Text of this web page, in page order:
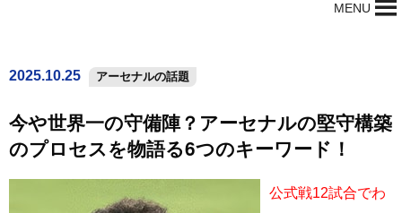
MENU
2025.10.25 アーセナルの話題
今や世界一の守備陣？アーセナルの堅守構築
のプロセスを物語る6つのキーワード！
公式戦12試合でわ